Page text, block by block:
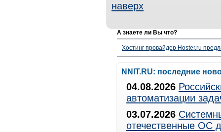
наверх
А знаете ли Вы что?
Хостинг провайдер Hoster.ru
NNIT.RU: последние
04.08.2026
автоматизации
03.07.2026
отечественные ОС